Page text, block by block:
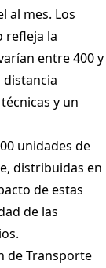
al mes. Los
refleja la
entre 400 y
distancia
y un
unidades de
distribuidas en
de estas
de las
de Transporte